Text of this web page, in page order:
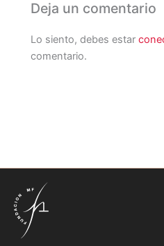
Deja un comentario
Lo siento, debes estar
comentario.